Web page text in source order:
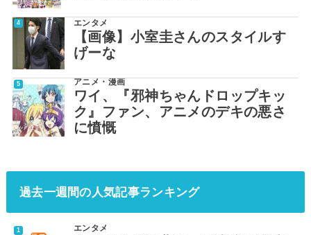
エンタメ
【画像】小室圭さんのスタイルす
げーな
アニメ・漫画
ワイ、『邪神ちゃんドロップキッ
ク』ファン、アニメのデキの悪さ
に憤慨
過去一週間の人気記事ランキング
エンタメ